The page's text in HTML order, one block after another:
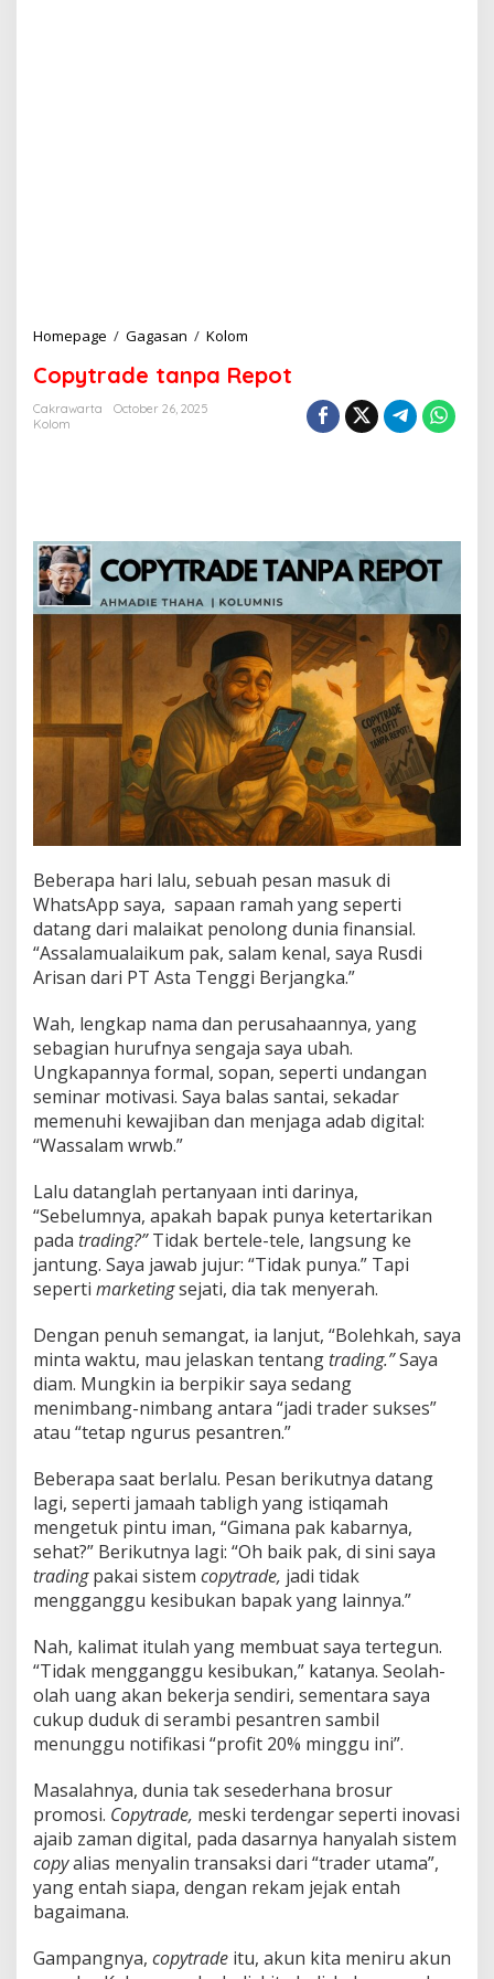
Homepage / Gagasan / Kolom
p
n
p
a
R
e
p
o
t
Copytrade tanpa Repot
Cakrawarta
October 26, 2025
Kolom
Beberapa hari lalu, sebuah pesan masuk di
WhatsApp saya, sapaan ramah yang seperti
datang dari malaikat penolong dunia finansial.
“Assalamualaikum pak, salam kenal, saya Rusdi
Arisan dari PT Asta Tenggi Berjangka.”
Wah, lengkap nama dan perusahaannya, yang
sebagian hurufnya sengaja saya ubah.
Ungkapannya formal, sopan, seperti undangan
seminar motivasi. Saya balas santai, sekadar
memenuhi kewajiban dan menjaga adab digital:
“Wassalam wrwb.”
Lalu datanglah pertanyaan inti darinya,
“Sebelumnya, apakah bapak punya ketertarikan
pada trading?”Tidak bertele-tele, langsung ke
jantung. Saya jawab jujur: “Tidak punya.” Tapi
seperti marketingsejati, dia tak menyerah.
Dengan penuh semangat, ia lanjut, “Bolehkah, saya
minta waktu, mau jelaskan tentang trading.”Saya
diam. Mungkin ia berpikir saya sedang
menimbang-nimbang antara “jadi trader sukses”
atau “tetap ngurus pesantren.”
Beberapa saat berlalu. Pesan berikutnya datang
lagi, seperti jamaah tabligh yang istiqamah
mengetuk pintu iman, “Gimana pak kabarnya,
sehat?” Berikutnya lagi: “Oh baik pak, di sini saya
tradingpakai sistem copytrade, jadi tidak
mengganggu kesibukan bapak yang lainnya.”
Nah, kalimat itulah yang membuat saya tertegun.
“Tidak mengganggu kesibukan,” katanya. Seolah-
olah uang akan bekerja sendiri, sementara saya
cukup duduk di serambi pesantren sambil
menunggu notifikasi “profit 20% minggu ini”.
Masalahnya, dunia tak sesederhana brosur
promosi. Copytrade, meski terdengar seperti inovasi
ajaib zaman digital, pada dasarnya hanyalah sistem
copyalias menyalin transaksi dari “trader utama”,
yang entah siapa, dengan rekam jejak entah
bagaimana.
Gampangnya, copytrade itu, akun kita meniru akun